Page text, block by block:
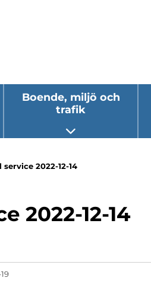
Boende, miljö och
trafik
Öppna undermeny
2022-12-14
2022-12-14